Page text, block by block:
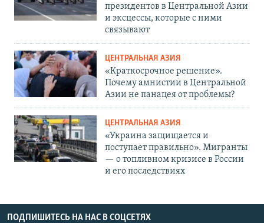
президентов в Центральной Азии
и эксцессы, которые с ними
связывают
ЦЕНТРАЛЬНАЯ АЗИЯ
«Краткосрочное решение».
Почему амнистии в Центральной
Азии не панацея от проблемы?
ЦЕНТРАЛЬНАЯ АЗИЯ
«Украина защищается и
поступает правильно». Мигранты
— о топливном кризисе в России
и его последствиях
ПОДПИШИТЕСЬ НА НАС В СОЦСЕТЯХ